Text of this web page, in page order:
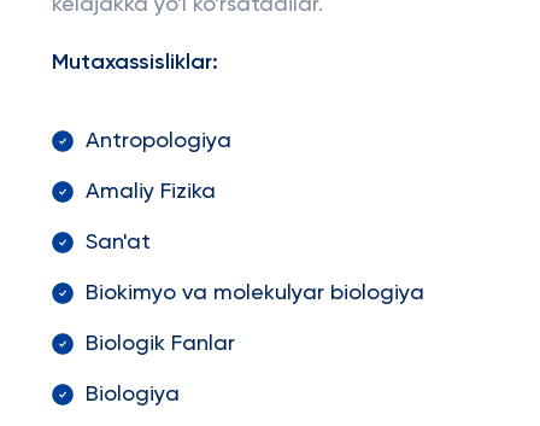
kelajakka yo'l ko'rsatadilar.
Mutaxassisliklar:
Antropologiya
Amaliy Fizika
San'at
Biokimyo va molekulyar biologiya
Biologik Fanlar
Biologiya